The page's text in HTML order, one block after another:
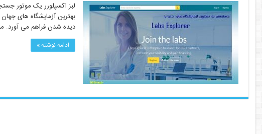
لبز اکسپلورر یک موتور
بهترین آزمایشگاه های
دیده شدن فراهم می آورد.
ادامه نوشته »